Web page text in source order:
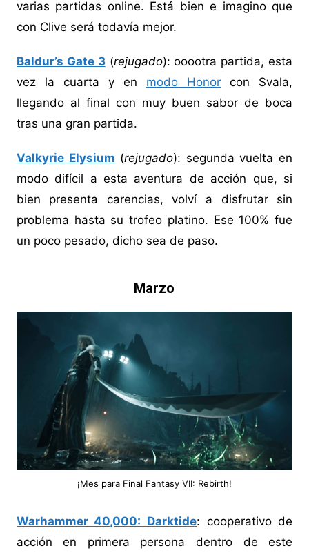
varias partidas online. Está bien e imagino que
con Clive será todavía mejor.
Baldur’s Gate 3(rejugado): ooootra partida, esta
vez la cuarta y en modo Honor con Svala,
llegando al final con muy buen sabor de boca
tras una gran partida.
Valkyrie Elysium (rejugado): segunda vuelta en
modo difícil a esta aventura de acción que, si
bien presenta carencias, volví a disfrutar sin
problema hasta su trofeo platino. Ese 100% fue
un poco pesado, dicho sea de paso.
Marzo
¡Mes para Final Fantasy VII: Rebirth!
Warhammer 40,000: Darktide: cooperativo de
acción en primera persona dentro de este